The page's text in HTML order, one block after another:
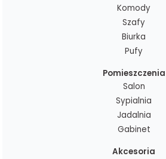
Komody
Szafy
Biurka
Pufy
Pomieszczenia
Salon
Sypialnia
Jadalnia
Gabinet
Akcesoria